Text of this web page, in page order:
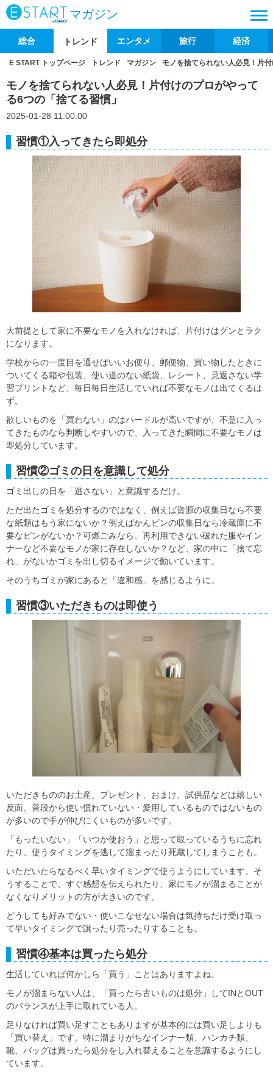
マガジン
総合 トレンド エンタメ 旅行 経済
E START トップページ トレンド マガジン モノを捨てられない人必見！片
モノを捨てられない人必見！片付けのプロがやって
る6つの「捨てる習慣」
2025-01-28 11:00:00
習慣①入ってきたら即処分
大前提として家に不要なモノを入れなければ、片付けはグンとラク
になります。
学校からの一度目を通せばいいお便り、郵便物、買い物したときに
ついてくる箱や包装、使い道のない紙袋、レシート、見返さない学
習プリントなど、毎日毎日生活していれば不要なモノは出てくるは
ず。
欲しいものを「買わない」のはハードルが高いですが、不意に入っ
てきたものなら判断しやすいので、入ってきた瞬間に不要なモノは
即処分しています。
習慣②ゴミの日を意識して処分
ゴミ出しの日を「逃さない」と意識するだけ。
ただ出たゴミを処分するのではなく、例えば資源の収集日なら不要
な紙類はもう家にないか？例えばかんビンの収集日なら冷蔵庫に不
要なビンがないか？可燃ごみなら、再利用できない破れた服やイン
ナーなど不要なモノが家に存在しないか？など、家の中に「捨て忘
れ」がないかゴミを出し切るイメージで動いています。
そのうちゴミが家にあると「違和感」を感じるように。
習慣③いただきものは即使う
いただきもののお土産、プレゼント、おまけ、試供品などは嬉しい
反面、普段から使い慣れていない・愛用しているものではないもの
が多いので手が伸びにくいものが多いです。
「もったいない」「いつか使おう」と思って取っているうちに忘れ
たり、使うタイミングを逃して溜まったり死蔵してしまうことも。
いただいたらなるべく早いタイミングで使うようにしています。そ
うすることで、すぐ感想を伝えられたり、家にモノが溜まることが
なくなりメリットの方が大きいのです。
どうしても好みでない・使いこなせない場合は気持ちだけ受け取っ
て早いタイミングで譲ったり売ったりすることも。
習慣④基本は買ったら処分
生活していれば何かしら「買う」ことはありますよね。
モノが溜まらない人は、「買ったら古いものは処分」してINとOUT
のバランスが上手に取れている人。
足りなければ買い足すこともありますが基本的には買い足しよりも
「買い替え」です。特に溜まりがちなインナー類、ハンカチ類、
靴、バッグは買ったら処分をし入れ替えることを意識するようにし
ています。